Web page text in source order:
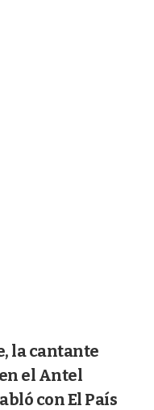
la cantante
el Antel
con El País